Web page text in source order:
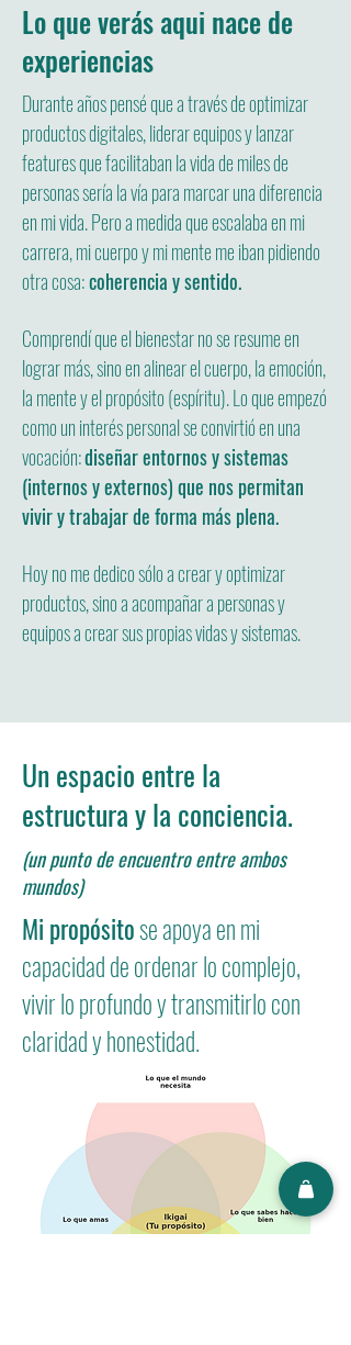
Lo que verás aqui nace de
experiencias
Durante años pensé que a través de optimizar
productos digitales, liderar equipos y lanzar
features que facilitaban la vida de miles de
personas sería la vía para marcar una diferencia
en mi vida.Pero a medida que escalaba en mi
carrera, mi cuerpo y mi mente me iban pidiendo
otra cosa:coherencia y sentido.
Comprendí que el bienestar no se resume en
lograr más, sino en alinear el cuerpo, la emoción,
la mente y el propósito (espíritu).Lo que empezó
como un interés personal se convirtió en una
vocación:diseñar entornos y sistemas
(internos y externos) que nos permitan
vivir y trabajar de forma más plena.
Hoy no me dedico sólo a crear y optimizar
productos, sino a acompañar a personas y
equipos a crear sus propias vidas y sistemas.
Un espacio entre la
estructura y la conciencia.
(un punto de encuentro entre ambos
mundos)
Mi propósitose apoya en mi
capacidad de ordenar lo complejo,
vivir lo profundo y transmitirlo con
claridad y honestidad.